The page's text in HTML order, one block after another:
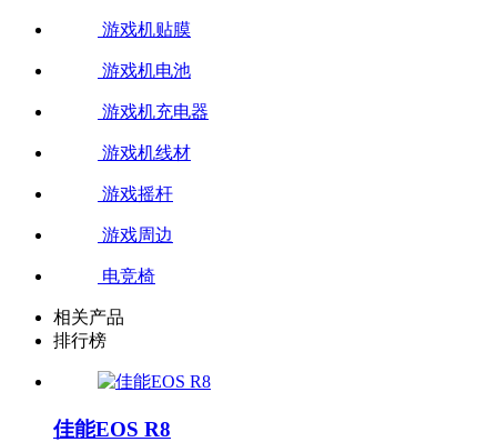
游戏机贴膜
游戏机电池
游戏机充电器
游戏机线材
游戏摇杆
游戏周边
电竞椅
相关产品
排行榜
佳能EOS R8